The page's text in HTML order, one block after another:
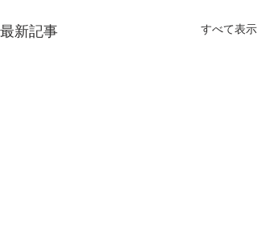
最新記事 すべて表示